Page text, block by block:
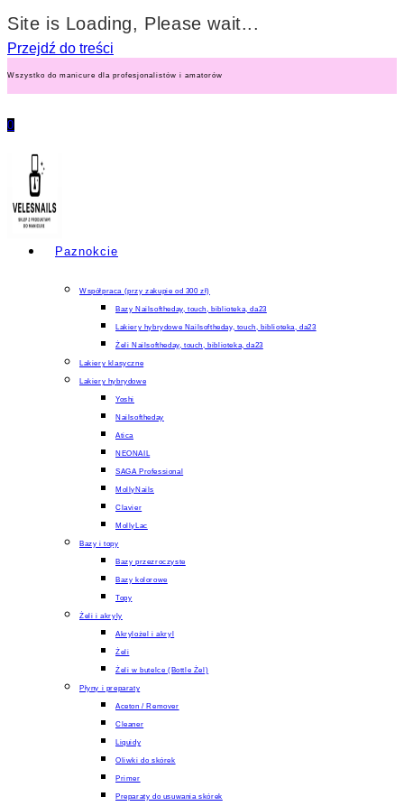
Site is Loading, Please wait...
Przejdź do treści
Wszystko do manicure dla profesjonalistów i amatorów
0
Paznokcie
Współpraca (przy zakupie od 300 zł)
Bazy Nailsoftheday, touch, biblioteka, da23
Lakiery hybrydowe Nailsoftheday, touch, biblioteka, da23
Żeli Nailsoftheday, touch, biblioteka, da23
Lakiery klasyczne
Lakiery hybrydowe
Yoshi
Nailsoftheday
Atica
NEONAIL
SAGA Professional
MollyNails
Clavier
MollyLac
Bazy i topy
Bazy przezroczyste
Bazy kolorowe
Topy
Żeli i akryly
Akrylożel i akryl
Żeli
Żeli w butelce (Bottle Żel)
Płyny i preparaty
Aceton / Remover
Cleaner
Liquidy
Oliwki do skórek
Primer
Preparaty do usuwania skórek